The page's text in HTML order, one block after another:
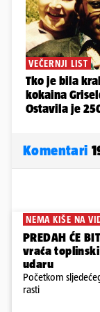
Komentari
NEMA KIŠE NA
PREDAH ĆE
vraća
udaru
Početkom
rasti